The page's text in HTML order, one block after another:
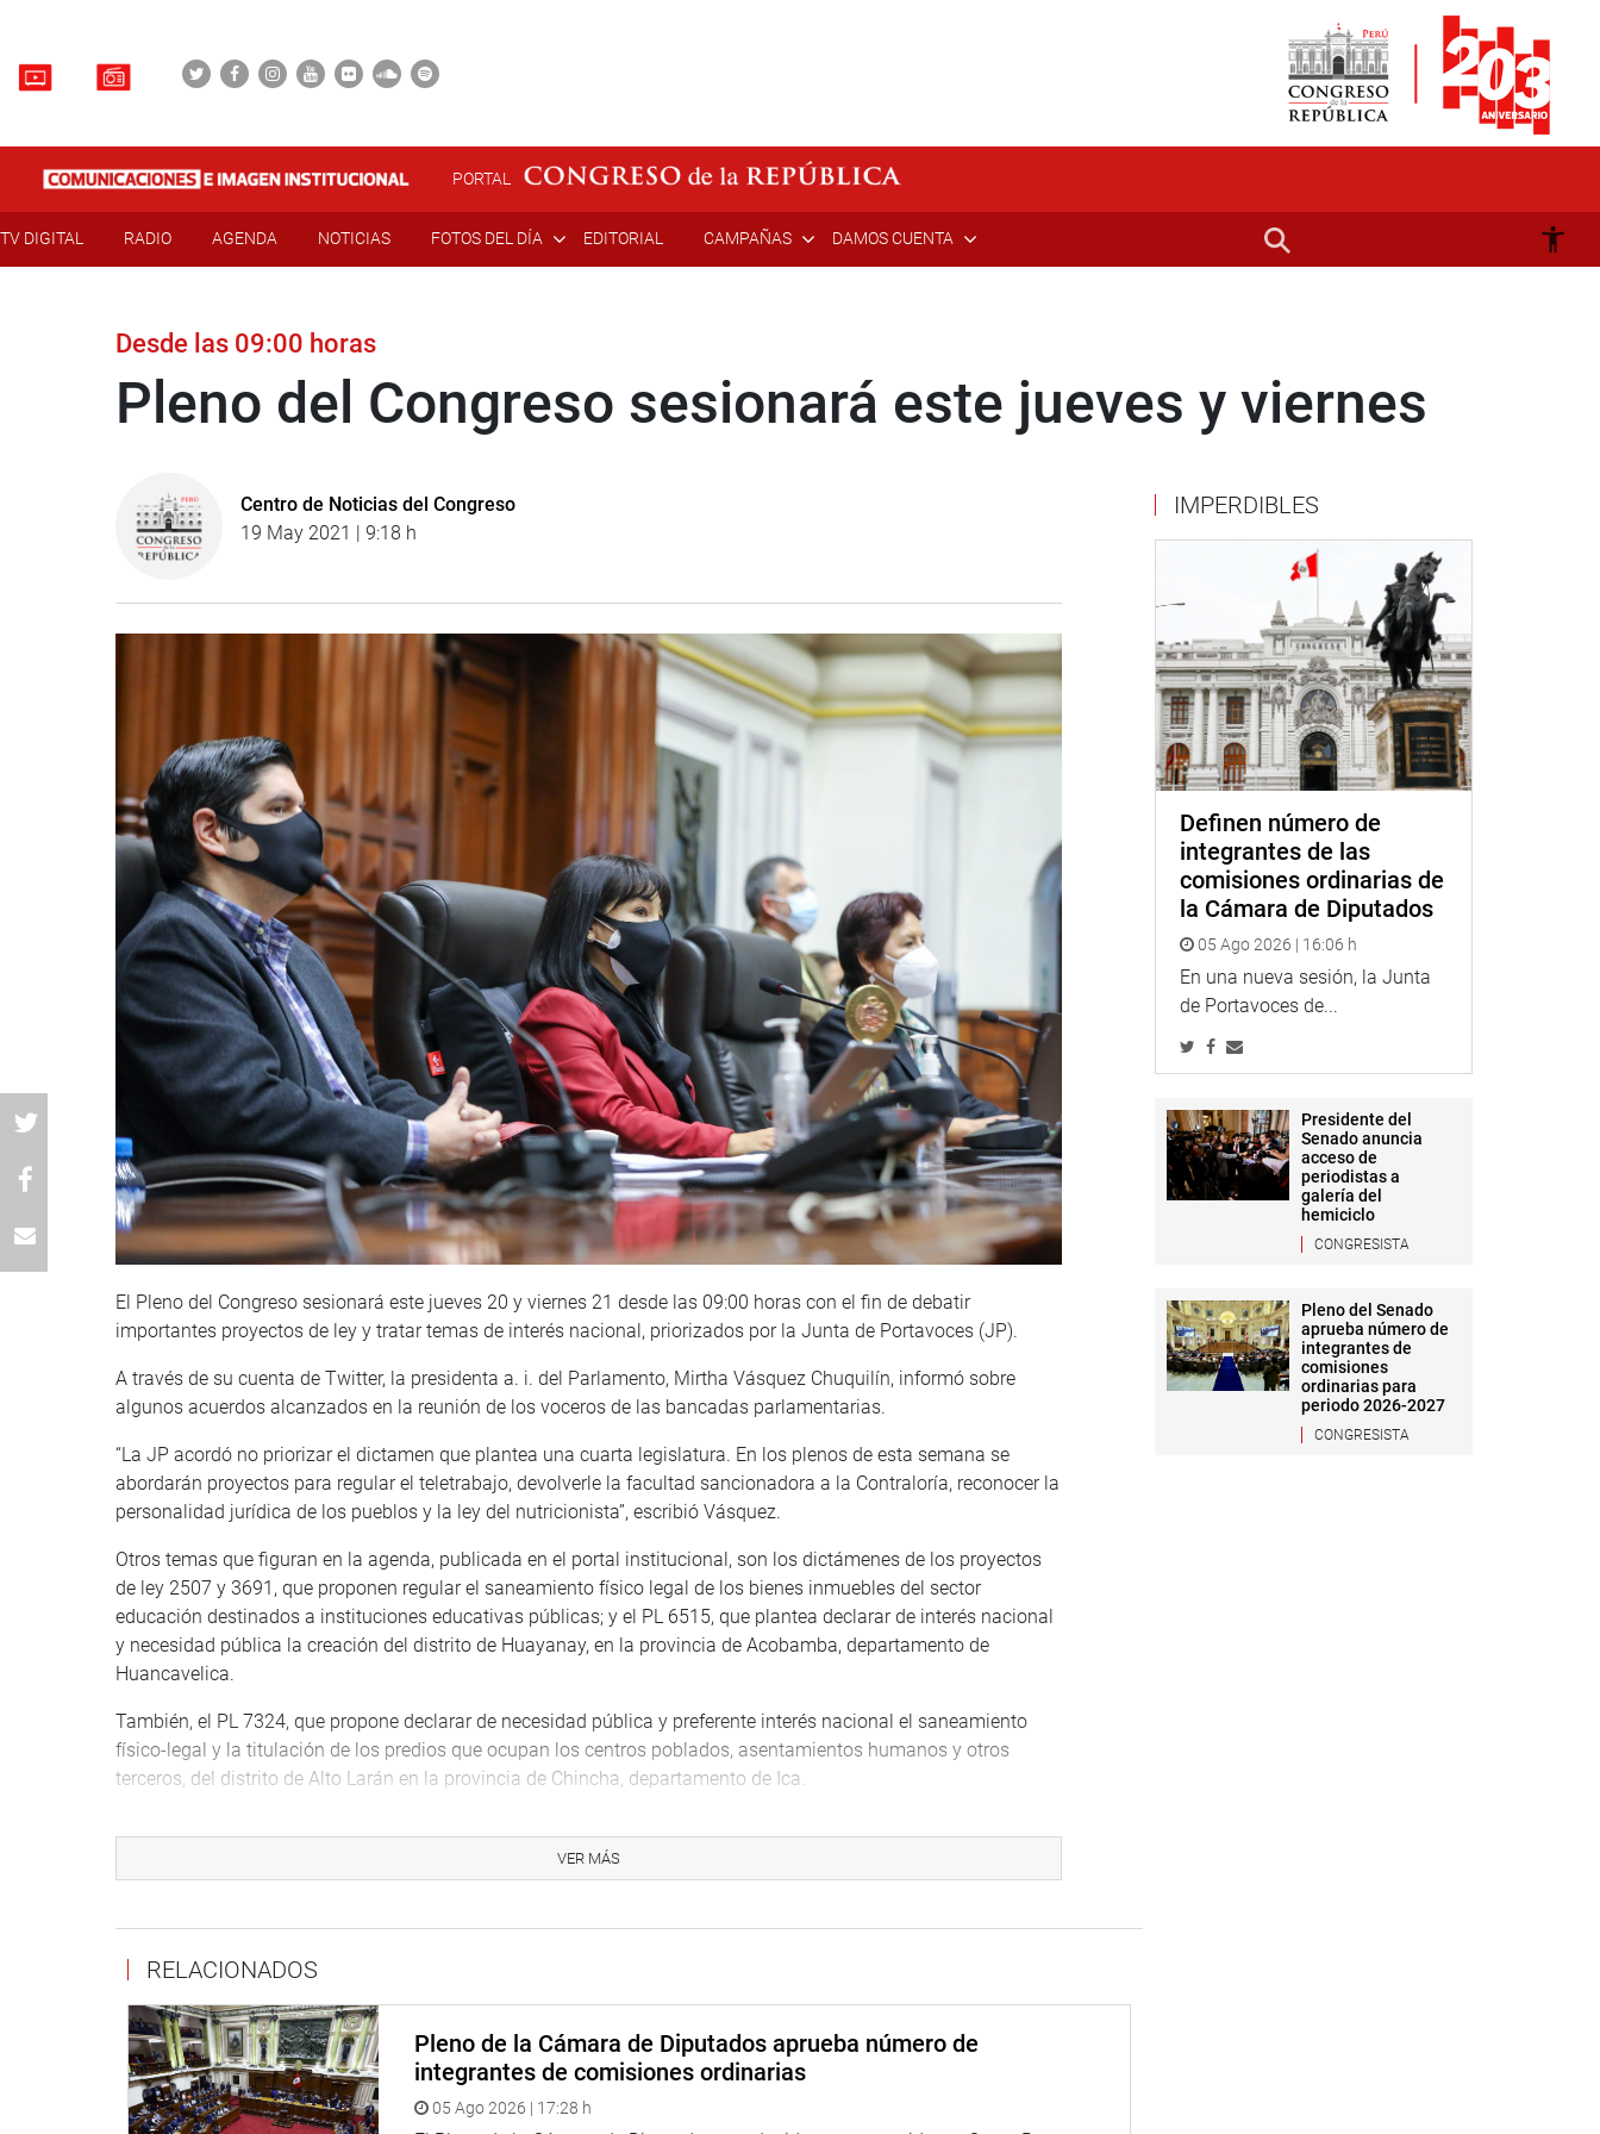
PORTAL
TV DIGITAL RADIO AGENDA NOTICIAS FOTOS DEL DÍA EDITORIAL CAMPAÑAS DAMOS CUENTA
Desde las 09:00 horas
Pleno del Congreso sesionará este jueves y viernes
Centro de Noticias del Congreso
19 May 2021 | 9:18 h
El Pleno del Congreso sesionará este jueves 20 y viernes 21 desde las 09:00 horas con el fin de debatir
importantes proyectos de ley y tratar temas de interés nacional, priorizados por la Junta de Portavoces (JP).
A través de su cuenta de Twitter, la presidenta a. i. del Parlamento, Mirtha Vásquez Chuquilín, informó sobre
algunos acuerdos alcanzados en la reunión de los voceros de las bancadas parlamentarias.
“La JP acordó no priorizar el dictamen que plantea una cuarta legislatura. En los plenos de esta semana se
abordarán proyectos para regular el teletrabajo, devolverle la facultad sancionadora a la Contraloría, reconocer la
personalidad jurídica de los pueblos y la ley del nutricionista”, escribió Vásquez.
Otros temas que figuran en la agenda, publicada en el portal institucional, son los dictámenes de los proyectos
de ley 2507 y 3691, que proponen regular el saneamiento físico legal de los bienes inmuebles del sector
educación destinados a instituciones educativas públicas; y el PL 6515, que plantea declarar de interés nacional
y necesidad pública la creación del distrito de Huayanay, en la provincia de Acobamba, departamento de
Huancavelica.
También, el PL 7324, que propone declarar de necesidad pública y preferente interés nacional el saneamiento
físico-legal y la titulación de los predios que ocupan los centros poblados, asentamientos humanos y otros
terceros, del distrito de Alto Larán en la provincia de Chincha, departamento de Ica.
agotamiento al programa de garantías, creado por la Ley 31050, Ley que establece disposiciones extraordinarias
para la reprogramación y congelamiento de deudas a fin de aliviar la economía de las personas naturales y las
Además, el PL 5866, que propone declarar de interés nacional y necesidad pública la construcción e
implementación de un nuevo hospital con categoría III-1 en la ciudad de Arequipa, y los proyectos de Resolución
Legislativa del Congreso 1607, 2576 y otros, que proponen modificar diversos artículos del Reglamento del
Congreso, para optimizar el procedimiento legislativo.
En la agenda también figura, para su debate por la Representación Nacional, el PL 7624, que propone la reforma
constitucional para fortalecer las relaciones del Poder Ejecutivo y el Poder Legislativo en el uso de la cuestión de
VER MÁS
RELACIONADOS
Pleno de la Cámara de Diputados aprueba número de
integrantes de comisiones ordinarias
05 Ago 2026 | 17:28 h
IMPERDIBLES
Definen número de
integrantes de las
comisiones ordinarias de
la Cámara de Diputados
05 Ago 2026 | 16:06 h
En una nueva sesión, la Junta
de Portavoces de...
Presidente del
Senado anuncia
acceso de
periodistas a
galería del
hemiciclo
CONGRESISTA
Pleno del Senado
aprueba número de
integrantes de
comisiones
ordinarias para
periodo 2026-2027
CONGRESISTA